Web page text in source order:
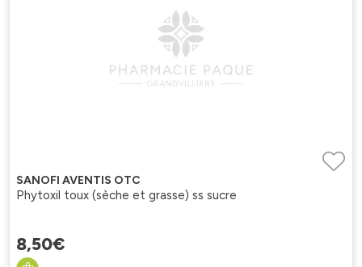
SANOFI AVENTIS OTC
Phytoxil toux (sèche et grasse) ss sucre
8,50€